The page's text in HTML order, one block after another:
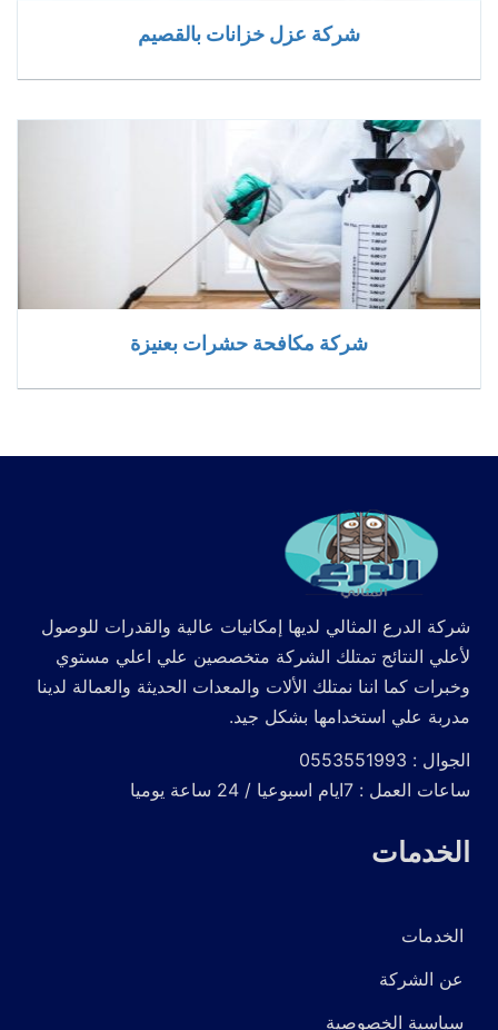
شركة عزل خزانات بالقصيم
شركة مكافحة حشرات بعنيزة
شركة الدرع المثالي لديها إمكانيات عالية والقدرات للوصول
لأعلي النتائج تمتلك الشركة متخصصين علي اعلي مستوي
وخبرات كما اننا نمتلك الألات والمعدات الحديثة والعمالة لدينا
مدربة علي استخدامها بشكل جيد.
الجوال : 0553551993
ساعات العمل : 7ايام اسبوعيا / 24 ساعة يوميا
الخدمات
الخدمات
عن الشركة
سياسية الخصوصية